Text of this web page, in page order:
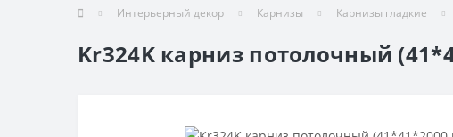
Интерьерный декор Карнизы Карнизы гладкие
Kr324K карниз потолочный